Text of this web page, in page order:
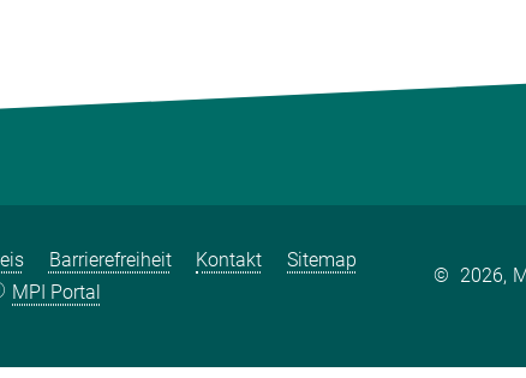
Barrierefreiheit Kontakt
Sitemap
MPI Portal
© 2026,